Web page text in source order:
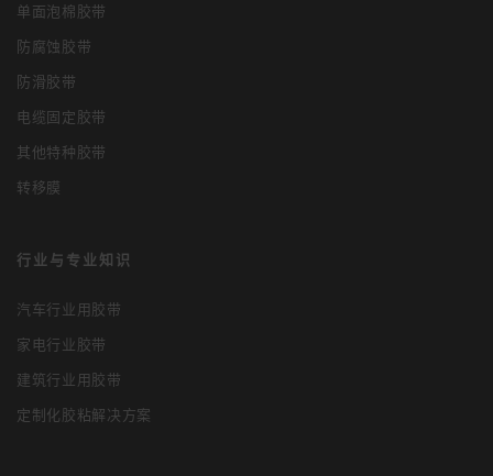
单面泡棉胶带
防腐蚀胶带
防滑胶带
电缆固定胶带
其他特种胶带
转移膜
行业与专业知识
汽车行业用胶带
家电行业胶带
建筑行业用胶带
定制化胶粘解决方案